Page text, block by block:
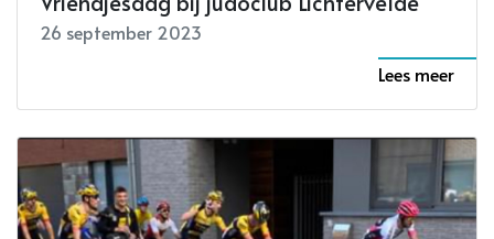
26 september 2023
Lees meer